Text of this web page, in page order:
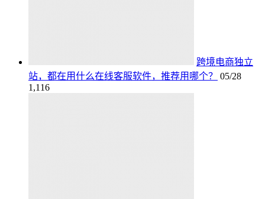
跨境电商独立
站，都在用什么在线客服软件，推荐用哪个？
05/28
1,116